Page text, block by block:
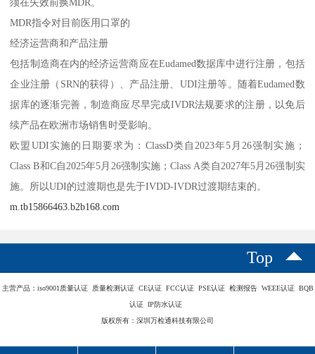
MDR指令对目前医用口罩的
经济运营商和产品注册
包括制造商在内的经济运营商应在Eudamed数据库中进行注册，包括
企业注册（SRN的获得）、产品注册、UDI注册等。随着Eudamed数
据库的逐渐完善，制造商应尽早完成IVDR法规要求的注册，以免后
续产品在欧洲市场销售时受影响。
欧盟UDI实施的日期要求为：ClassD类自2023年5月26强制实施；
Class B和C自2025年5月26强制实施；Class A类自2027年5月26强制实
施。所以UDI的过渡期也是先于IVDD-IVDR过渡期结束的。
m.tb15866463.b2b168.com
Top
主营产品：iso9001质量认证 质量检测认证 CE认证 FCC认证 PSE认证 检测报告 WEEE认证 BQB
认证 IP防水认证
版权所有：深圳万检通科技有限公司